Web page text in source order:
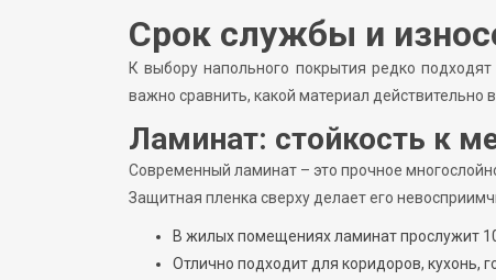
Срок службы и
К выбору напольного покрытия редко
важно сравнить, какой материал
Ламинат: стойкость к
Современный ламинат – это прочное
Защитная пленка сверху делает его
В жилых помещениях ламинат прослужит
Отлично подходит для коридоров, кухонь,